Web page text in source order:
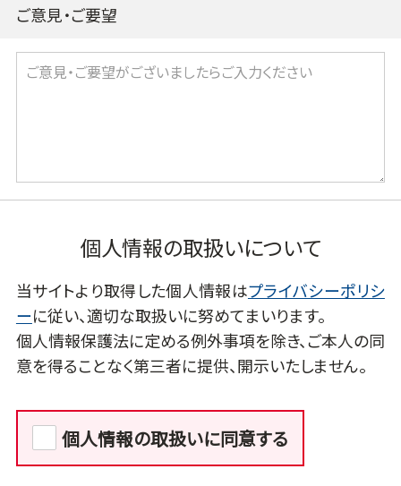
ご意見・ご要望
個人情報の取扱いについて
当サイトより取得した個人情報はプライバシーポリシ
ーに従い、適切な取扱いに努めてまいります。
個人情報保護法に定める例外事項を除き、ご本人の同
意を得ることなく第三者に提供、開示いたしません。
個人情報の取扱いに同意する